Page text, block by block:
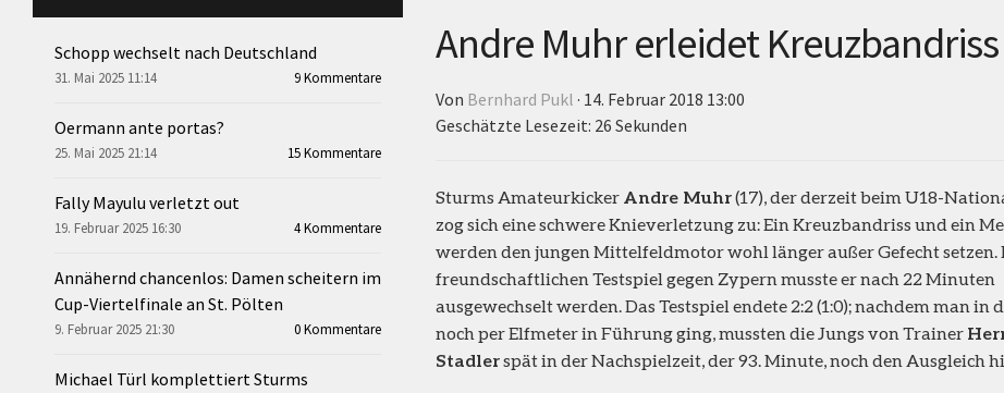
Andre Muhr erleidet Kreuzbandriss
Von Bernhard Pukl · 14. Februar 2018 13:00
Geschätzte Lesezeit: 26 Sekunden
Sturms Amateurkicker Andre Muhr(17), der derzeit beim U18-
zog sich eine schwere Knieverletzung zu: Ein Kreuzbandriss und ein
werden den jungen Mittelfeldmotor wohl länger außer Gefecht setzen.
freundschaftlichen Testspiel gegen Zypern musste er nach 22 Minuten
ausgewechselt werden. Das Testspiel endete 2:2 (1:0); nachdem man in
noch per Elfmeter in Führung ging, mussten die Jungs von Trainer
Stadlerspät in der Nachspielzeit, der 93. Minute, noch den Ausgleich
Schopp wechselt nach Deutschland
31. Mai 2025 11:14 9 Kommentare
Oermann ante portas?
25. Mai 2025 21:14 15 Kommentare
Fally Mayulu verletzt out
19. Februar 2025 16:30 4 Kommentare
Annähernd chancenlos: Damen scheitern im
Cup-Viertelfinale an St. Pölten
9. Februar 2025 21:30 0 Kommentare
Michael Türl komplettiert Sturms